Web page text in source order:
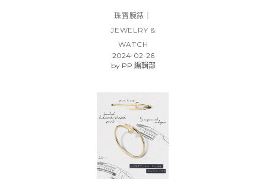
珠寶腕錶｜
JEWELRY &
WATCH
2024-02-26
byPP 編輯部